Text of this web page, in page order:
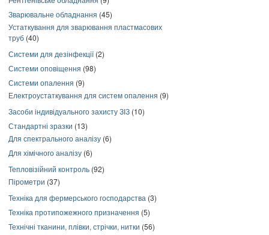
Зварювальне обладнання (45)
Устаткування для зварювання пластмасових
труб (40)
Системи для дезінфекції(2)
Системи оповіщення (98)
Системи опалення (9)
Електроустаткування для систем опалення (9)
Засоби індивідуального захисту ЗІЗ (10)
Стандартні зразки (13)
Для спектрального аналізу (6)
Для хімічного аналізу (6)
Тепловізійний контроль (92)
Пірометри (37)
Техніка для фермерського господарства (3)
Техніка протипожежного призначення (5)
Технічні тканини, плівки, стрічки, нитки (56)